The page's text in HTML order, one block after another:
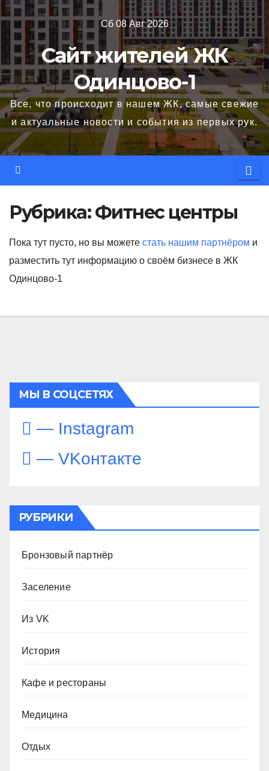
Перейти
содержимому
Сб 08 Авг 2026
Сайт жителей ЖК
Одинцово-1
Все, что происходит в нашем ЖК, самые свежие
и актуальные новости и события из первых рук.
Рубрика:Фитнес центры
Пока тут пусто, но вы можете стать нашим партнёром и
разместить тут информацию о своём бизнесе в ЖК
Одинцово-1
МЫ В СОЦСЕТЯХ
— Instagram
— VKонтакте
РУБРИКИ
Бронзовый партнёр
Заселение
Из VK
История
Кафе и рестораны
Медицина
Отдых